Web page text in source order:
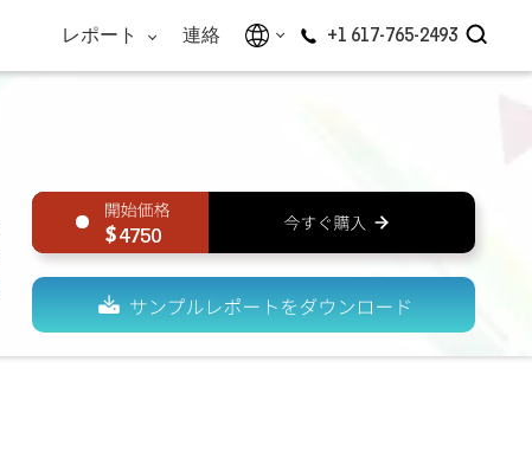
レポート 連絡 +1 617-765-2493
4750